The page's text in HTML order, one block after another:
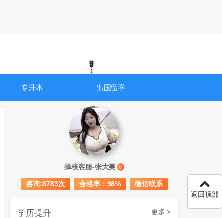
专升本 出国留学
择校客服-张大美 V
咨询:8783次 合格率：98% 微信联系
学历提升 更多 >
成人初中文凭怎么提升学历
30岁怎么提升学历 218
成人大专学历提升报考流程详解：从报名条件到成功入学全指南
返回顶部